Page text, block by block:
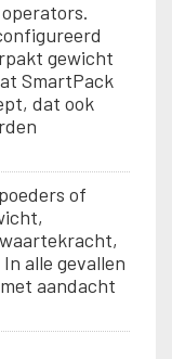
gewicht
SmartPack
dat ook
of
alle gevallen
aandacht